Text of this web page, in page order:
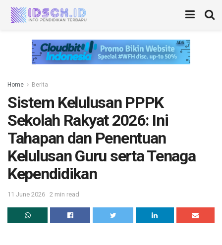
Home Berita
Sistem Kelulusan PPPK
Sekolah Rakyat 2026: Ini
Tahapan dan Penentuan
Kelulusan Guru serta Tenaga
Kependidikan
11 June 2026 2 min read